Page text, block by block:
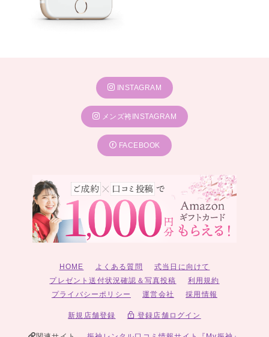
INSTAGRAM
メンズ袴INSTAGRAM
FACEBOOK
HOME よくある質問
式当日に向けて
プレゼント送付状況確認＆写真投稿
利用規約
プライバシーポリシー
運営会社 採用情報
新規店舗登録 登録店舗ログイン